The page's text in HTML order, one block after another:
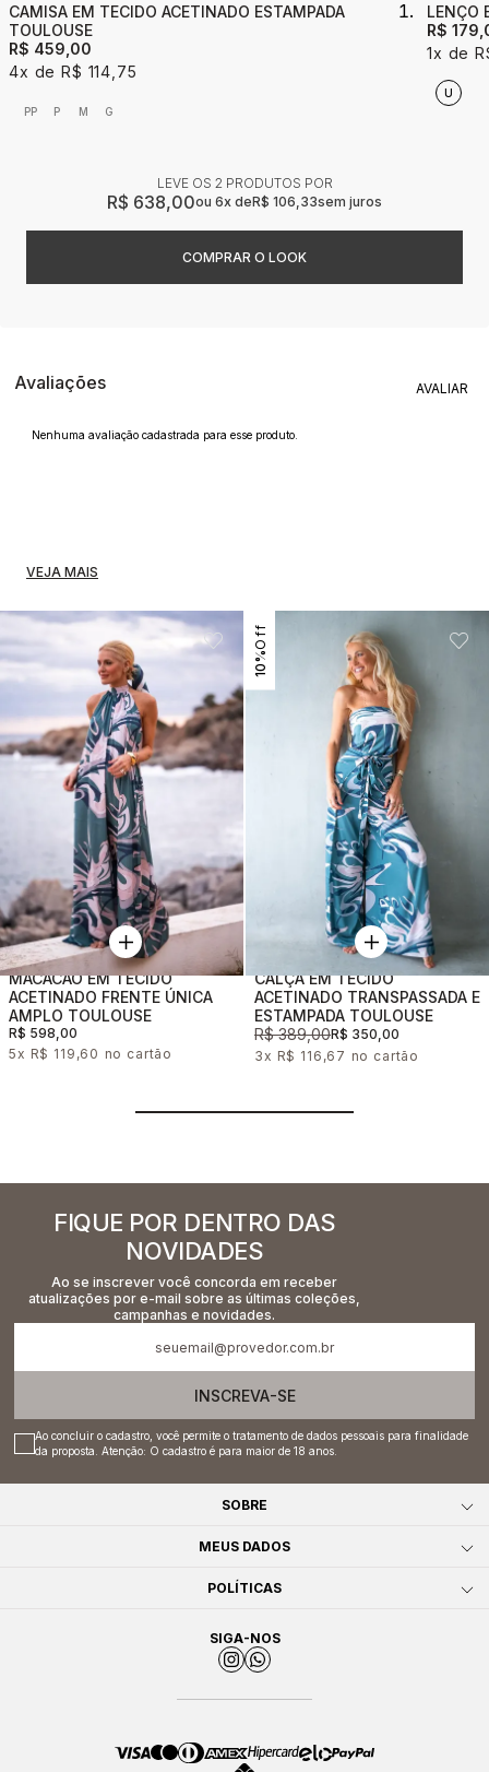
CAMISA EM TECIDO ACETINADO ESTAMPADA
TOULOUSE
R$ 459,00
4x
R$ 114,75
PP P M G
LENÇO
R$
1x
U
LEVE OS 2 PRODUTOS
R$ 638,00 6x R$ 106,33sem juros
Avaliações
Nenhuma avaliação cadastrada para esse produto.
VEJA MAIS
MACACÃO EM TECIDO
ACETINADO FRENTE ÚNICA
AMPLO TOULOUSE
R$ 598,00
5x R$ 119,60
10%
CALÇA EM TECIDO
ACETINADO TRANSPASSADA E
ESTAMPADA TOULOUSE
R$ 389,00R$ 350,00
3x R$ 116,67
FIQUE POR DENTRO DAS
NOVIDADES
Ao se inscrever você concorda em receber
atualizações por e-mail sobre as últimas coleções,
campanhas e novidades.
INSCREVA-SE
Ao concluir o cadastro, você permite o tratamento de dados pessoais para finalidade
da proposta. Atenção: O cadastro é para maior de 18 anos.
SOBRE
MEUS DADOS
POLÍTICAS
SIGA-NOS